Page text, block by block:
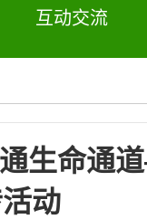
互动交流
通生命通
动